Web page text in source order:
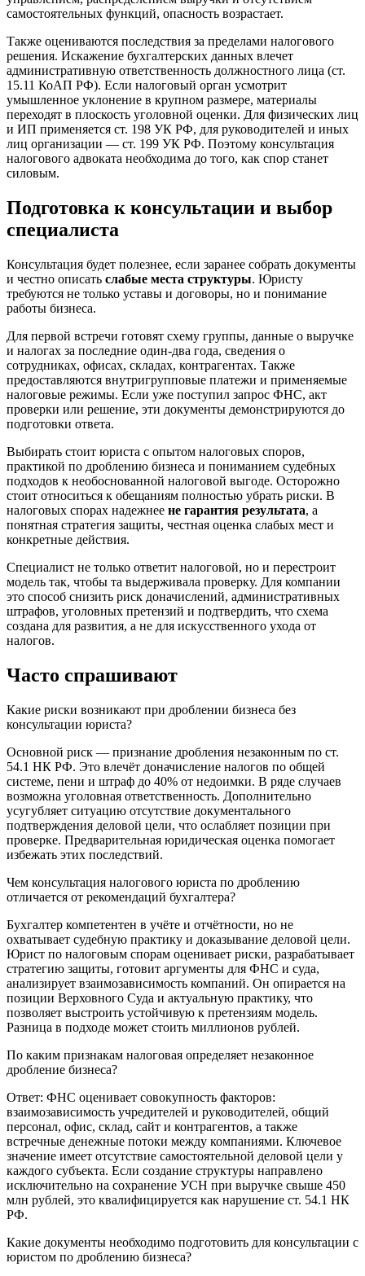
самостоятельных функций, опасность возрастает.
Также оцениваются последствия за пределами налогового
решения. Искажение бухгалтерских данных влечет
административную ответственность должностного лица (ст.
15.11 КоАП РФ). Если налоговый орган усмотрит
умышленное уклонение в крупном размере, материалы
переходят в плоскость уголовной оценки. Для физических лиц
и ИП применяется ст. 198 УК РФ, для руководителей и иных
лиц организации — ст. 199 УК РФ. Поэтому консультация
налогового адвоката необходима до того, как спор станет
силовым.
Подготовка к консультации и выбор
специалиста
Консультация будет полезнее, если заранее собрать документы
и честно описать слабые места структуры. Юристу
требуются не только уставы и договоры, но и понимание
работы бизнеса.
Для первой встречи готовят схему группы, данные о выручке
и налогах за последние один-два года, сведения о
сотрудниках, офисах, складах, контрагентах. Также
предоставляются внутригрупповые платежи и применяемые
налоговые режимы. Если уже поступил запрос ФНС, акт
проверки или решение, эти документы демонстрируются до
подготовки ответа.
Выбирать стоит юриста с опытом налоговых споров,
практикой по дроблению бизнеса и пониманием судебных
подходов к необоснованной налоговой выгоде. Осторожно
стоит относиться к обещаниям полностью убрать риски. В
налоговых спорах надежнее не гарантия результата, а
понятная стратегия защиты, честная оценка слабых мест и
конкретные действия.
Специалист не только ответит налоговой, но и перестроит
модель так, чтобы та выдерживала проверку. Для компании
это способ снизить риск доначислений, административных
штрафов, уголовных претензий и подтвердить, что схема
создана для развития, а не для искусственного ухода от
налогов.
Часто спрашивают
Какие риски возникают при дроблении бизнеса без
консультации юриста?
Основной риск — признание дробления незаконным по ст.
54.1 НК РФ. Это влечёт доначисление налогов по общей
системе, пени и штраф до 40% от недоимки. В ряде случаев
возможна уголовная ответственность. Дополнительно
усугубляет ситуацию отсутствие документального
подтверждения деловой цели, что ослабляет позиции при
проверке. Предварительная юридическая оценка помогает
избежать этих последствий.
Чем консультация налогового юриста по дроблению
отличается от рекомендаций бухгалтера?
Бухгалтер компетентен в учёте и отчётности, но не
охватывает судебную практику и доказывание деловой цели.
Юрист по налоговым спорам оценивает риски, разрабатывает
стратегию защиты, готовит аргументы для ФНС и суда,
анализирует взаимозависимость компаний. Он опирается на
позиции Верховного Суда и актуальную практику, что
позволяет выстроить устойчивую к претензиям модель.
Разница в подходе может стоить миллионов рублей.
По каким признакам налоговая определяет незаконное
дробление бизнеса?
Ответ: ФНС оценивает совокупность факторов:
взаимозависимость учредителей и руководителей, общий
персонал, офис, склад, сайт и контрагентов, а также
встречные денежные потоки между компаниями. Ключевое
значение имеет отсутствие самостоятельной деловой цели у
каждого субъекта. Если создание структуры направлено
исключительно на сохранение УСН при выручке свыше 450
млн рублей, это квалифицируется как нарушение ст. 54.1 НК
РФ.
Какие документы необходимо подготовить для консультации с
юристом по дроблению бизнеса?